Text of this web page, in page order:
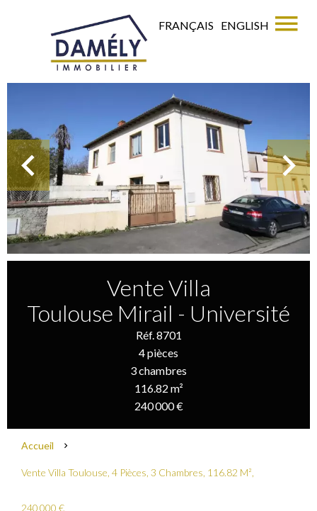
FRANÇAIS ENGLISH
Vente Villa
Toulouse Mirail - Université
Réf. 8701
4 pièces
3 chambres
116.82 m²
240 000 €
Accueil
Vente Villa Toulouse, 4 Pièces, 3 Chambres, 116.82 M²,
240 000 €